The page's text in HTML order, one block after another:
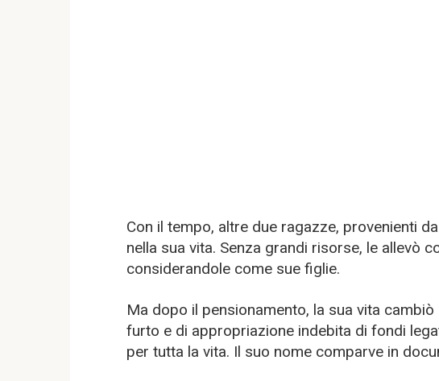
Con il tempo, altre due ragazze, provenienti
nella sua vita. Senza grandi risorse, le allevò
considerandole come sue figlie.
Ma dopo il pensionamento, la sua vita
furto e di appropriazione indebita di fondi
per tutta la vita. Il suo nome comparve in